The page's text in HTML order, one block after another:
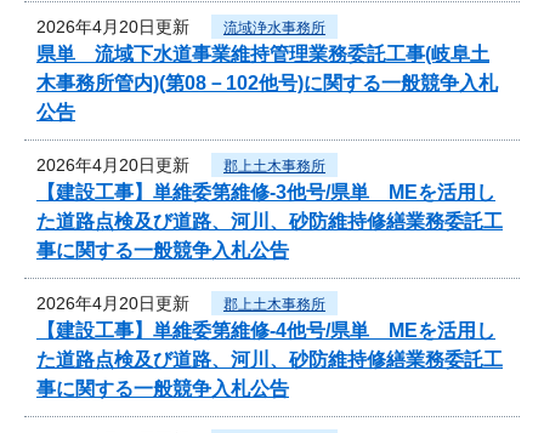
2026年4月20日更新 流域浄水事務所
県単 流域下水道事業維持管理業務委託工事(岐阜土
木事務所管内)(第08－102他号)に関する一般競争入札
公告
2026年4月20日更新 郡上土木事務所
【建設工事】単維委第維修‐3他号/県単 MEを活用し
た道路点検及び道路、河川、砂防維持修繕業務委託工
事に関する一般競争入札公告
2026年4月20日更新 郡上土木事務所
【建設工事】単維委第維修‐4他号/県単 MEを活用し
た道路点検及び道路、河川、砂防維持修繕業務委託工
事に関する一般競争入札公告